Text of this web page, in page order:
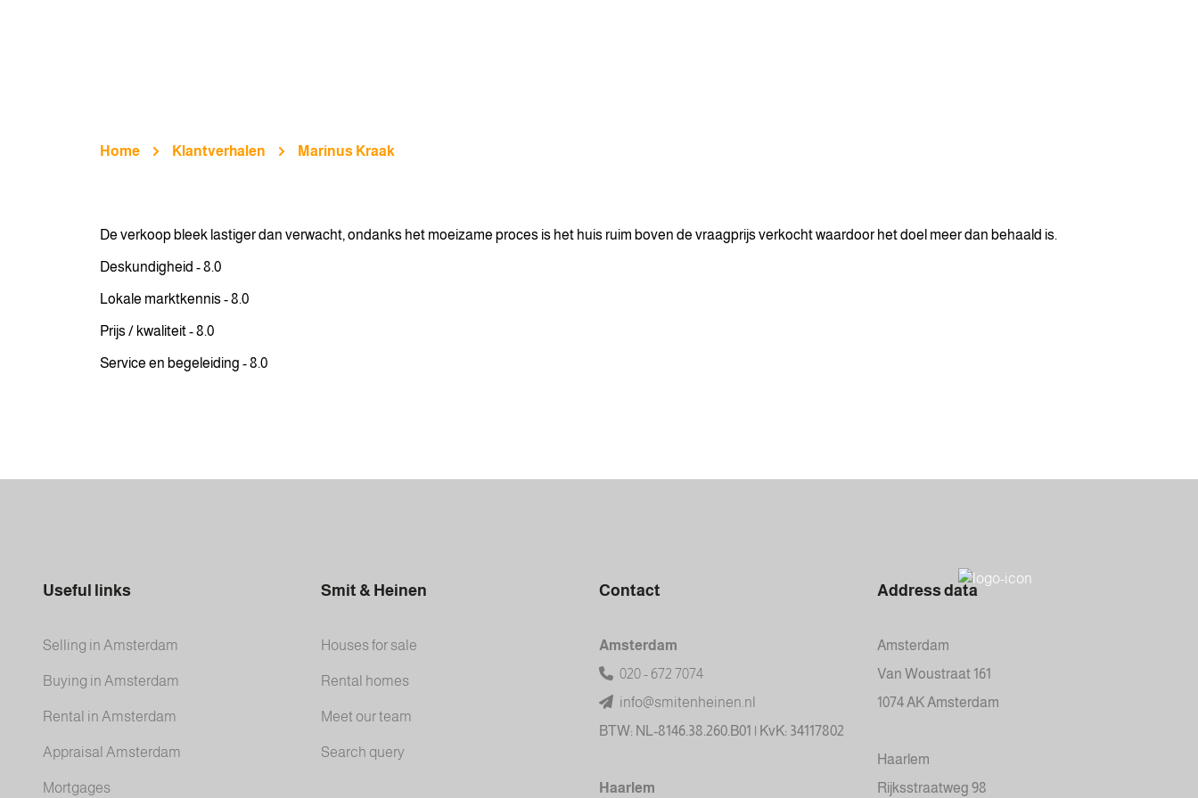
Home Klantverhalen Marinus Kraak
De verkoop bleek lastiger dan verwacht, ondanks het moeizame proces is het huis ruim boven de vraagprijs verkocht waardoor het doel meer dan behaald is.
Deskundigheid - 8.0
Lokale marktkennis - 8.0
Prijs / kwaliteit - 8.0
Service en begeleiding - 8.0
Useful links
Selling in Amsterdam
Buying in Amsterdam
Rental in Amsterdam
Appraisal Amsterdam
Mortgages
Smit & Heinen
Houses for sale
Rental homes
Meet our team
Search query
Contact
Amsterdam
020 - 672 7074
info@smitenheinen.nl
BTW: NL-8146.38.260.B01 | KvK: 34117802
Haarlem
Address data
Amsterdam
Van Woustraat 161
1074 AK Amsterdam
Haarlem
Rijksstraatweg 98